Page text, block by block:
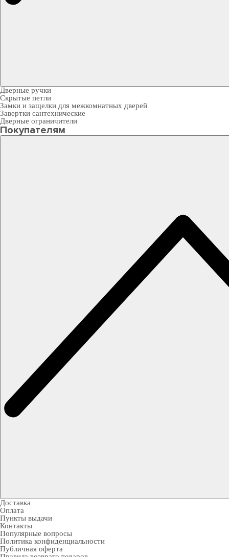
Дверные ручки
Скрытые петли
Замки и защелки для межкомнатных дверей
Завертки сантехнические
Дверные ограничители
Покупателям
Доставка
Оплата
Пункты выдачи
Контакты
Популярные вопросы
Политика конфиденциальности
Публичная оферта